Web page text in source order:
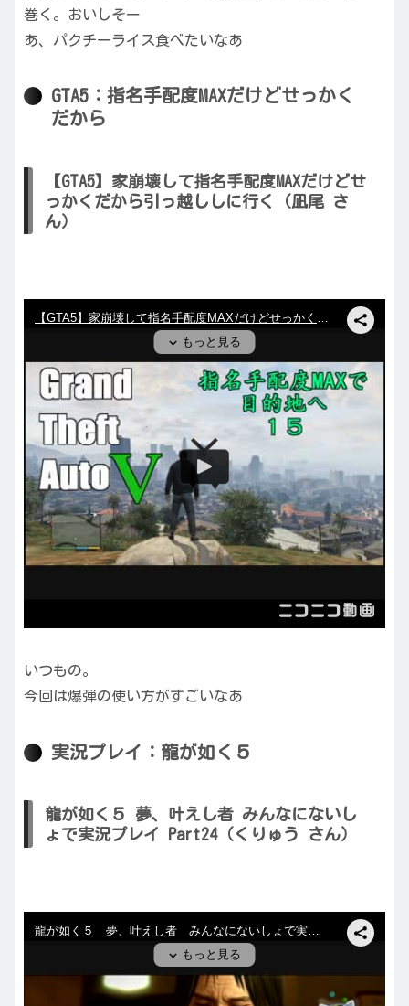
巻く。おいしそー
あ、パクチーライス食べたいなあ
GTA5：指名手配度MAXだけどせっかく
だから
【GTA5】家崩壊して指名手配度MAXだけどせ
っかくだから引っ越ししに行く（凪尾 さ
ん）
いつもの。
今回は爆弾の使い方がすごいなあ
実況プレイ：龍が如く５
龍が如く５ 夢、叶えし者 みんなにないし
ょで実況プレイ Part24（くりゅう さん）